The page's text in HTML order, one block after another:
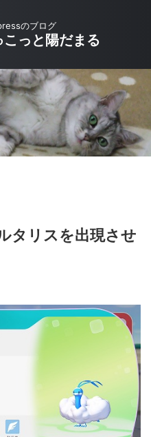
のブログ
っと陽だまる
タリスを出現させ